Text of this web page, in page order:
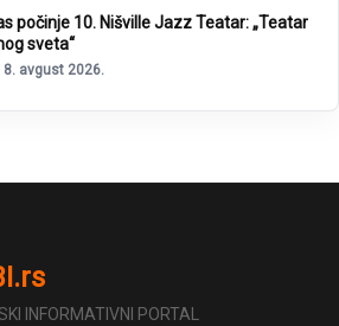
počinje 10. Nišville Jazz Teatar: „Teatar
sveta“
8. avgust 2026.
INFORMATIVNI PORTAL